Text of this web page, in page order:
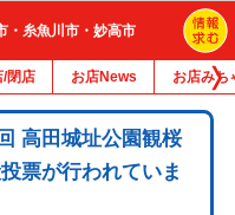
・糸魚川市・妙高市
/閉店 お店News お店みち
高田城址公園観桜
票が行われていま